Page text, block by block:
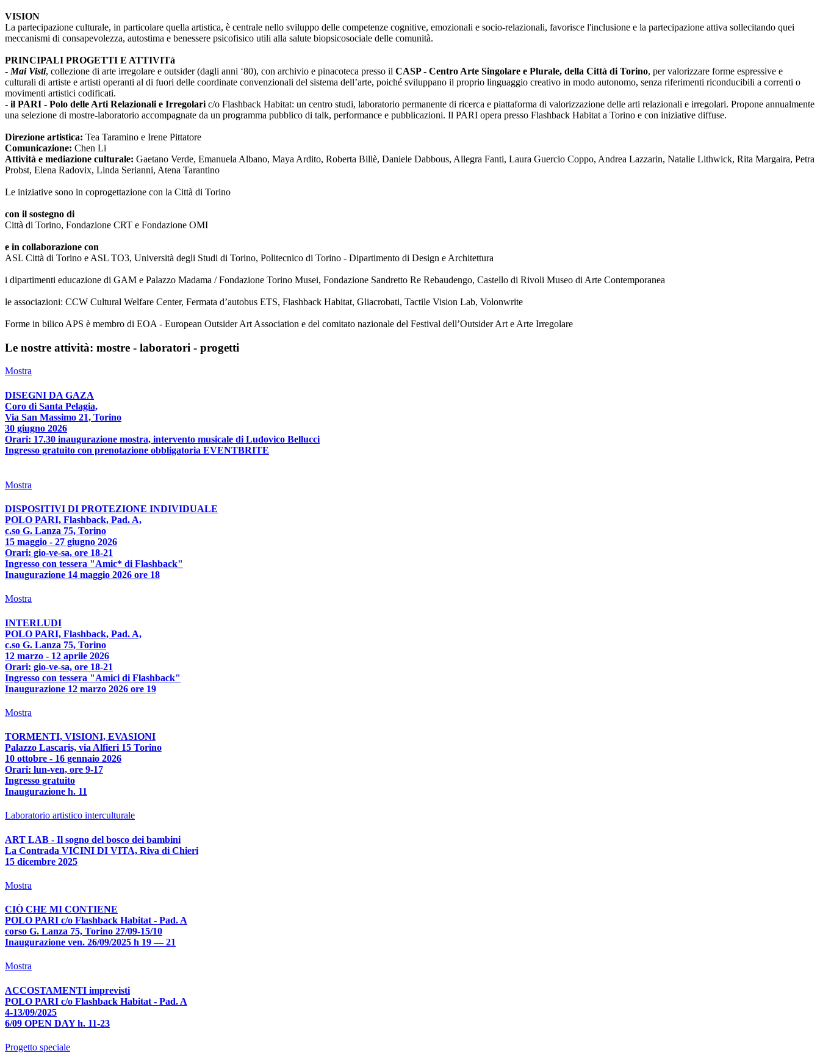
VISION
La partecipazione culturale, in particolare quella artistica, è centrale nello sviluppo delle competenze cognitive, emozionali e socio-relazionali, favorisce l'inclusione e la partecipazione attiva sollecitando quei
meccanismi di consapevolezza, autostima e benessere psicofisico utili alla salute biopsicosociale delle comunità.
PRINCIPALI PROGETTI E ATTIVITà
- Mai Visti, collezione di arte irregolare e outsider (dagli anni ‘80), con archivio e pinacoteca presso il CASP - Centro Arte Singolare e Plurale, della Città di Torino, per valorizzare forme espressive e
culturali di artiste e artisti operanti al di fuori delle coordinate convenzionali del sistema dell’arte, poiché sviluppano il proprio linguaggio creativo in modo autonomo, senza riferimenti riconducibili a correnti o
movimenti artistici codificati.
- il PARI - Polo delle Arti Relazionali e Irregolari c/o Flashback Habitat: un centro studi, laboratorio permanente di ricerca e piattaforma di valorizzazione delle arti relazionali e irregolari. Propone annualmente
una selezione di mostre-laboratorio accompagnate da un programma pubblico di talk, performance e pubblicazioni. Il PARI opera presso Flashback Habitat a Torino e con iniziative diffuse.
Direzione artistica: Tea Taramino e Irene Pittatore
Comunicazione: Chen Li
Attività e mediazione culturale: Gaetano Verde, Emanuela Albano, Maya Ardito, Roberta Billè, Daniele Dabbous, Allegra Fanti, Laura Guercio Coppo, Andrea Lazzarin, Natalie Lithwick, Rita Margaira, Petra
Probst, Elena Radovix, Linda Serianni, Atena Tarantino
Le iniziative sono in coprogettazione con la Città di Torino
con il sostegno di
Città di Torino, Fondazione CRT e Fondazione OMI
e in collaborazione con
ASL Città di Torino e ASL TO3, Università degli Studi di Torino, Politecnico di Torino - Dipartimento di Design e Architettura
i dipartimenti educazione di GAM e Palazzo Madama / Fondazione Torino Musei, Fondazione Sandretto Re Rebaudengo, Castello di Rivoli Museo di Arte Contemporanea
le associazioni: CCW Cultural Welfare Center, Fermata d’autobus ETS, Flashback Habitat, Gliacrobati, Tactile Vision Lab, Volonwrite
Forme in bilico APS è membro di EOA - European Outsider Art Association e del comitato nazionale del Festival dell’Outsider Art e Arte Irregolare
Le nostre attività: mostre - laboratori - progetti
Mostra
DISEGNI DA GAZA
Coro di Santa Pelagia,
Via San Massimo 21, Torino
30 giugno 2026
Orari: 17.30 inaugurazione mostra, intervento musicale di Ludovico Bellucci
Ingresso gratuito con prenotazione obbligatoria EVENTBRITE
Mostra
DISPOSITIVI DI PROTEZIONE INDIVIDUALE
POLO PARI, Flashback, Pad. A,
c.so G. Lanza 75, Torino
15 maggio - 27 giugno 2026
Orari: gio-ve-sa, ore 18-21
Ingresso con tessera "Amic* di Flashback"
Inaugurazione 14 maggio 2026 ore 18
Mostra
INTERLUDI
POLO PARI, Flashback, Pad. A,
c.so G. Lanza 75, Torino
12 marzo - 12 aprile 2026
Orari: gio-ve-sa, ore 18-21
Ingresso con tessera "Amici di Flashback"
Inaugurazione 12 marzo 2026 ore 19
Mostra
TORMENTI, VISIONI, EVASIONI
Palazzo Lascaris, via Alfieri 15 Torino
10 ottobre - 16 gennaio 2026
Orari: lun-ven, ore 9-17
Ingresso gratuito
Inaugurazione h. 11
Laboratorio artistico interculturale
ART LAB - Il sogno del bosco dei bambini
La Contrada VICINI DI VITA, Riva di Chieri
15 dicembre 2025
Mostra
CIÒ CHE MI CONTIENE
POLO PARI c/o Flashback Habitat - Pad. A
corso G. Lanza 75, Torino 27/09-15/10
Inaugurazione ven. 26/09/2025 h 19 — 21
Mostra
ACCOSTAMENTI imprevisti
POLO PARI c/o Flashback Habitat - Pad. A
4-13/09/2025
6/09 OPEN DAY h. 11-23
Progetto speciale